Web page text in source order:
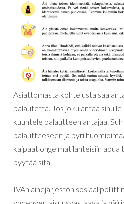
Asiattomasta kohtelusta saa
palautetta. Jos joku antaa
kuuntele palautteen antajaa.
palautteeseen ja pyri
kaipaat ongelmatilanteisiin apua
pyytää sitä.
IVAn ainejärjestön